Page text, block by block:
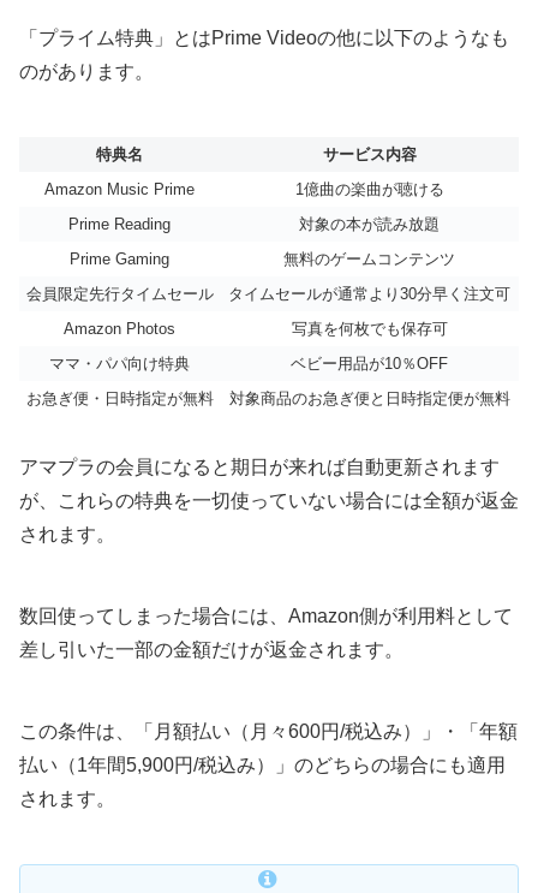
「プライム特典」とはPrime Videoの他に以下のようなも
のがあります。
特典名
サービス内容
Amazon Music Prime
1億曲の楽曲が聴ける
Prime Reading
対象の本が読み放題
Prime Gaming
無料のゲームコンテンツ
会員限定先行タイムセール
タイムセールが通常より30分早く注文可
Amazon Photos
写真を何枚でも保存可
ママ・パパ向け特典
ベビー用品が10％OFF
お急ぎ便・日時指定が無料
対象商品のお急ぎ便と日時指定便が無料
アマプラの会員になると期日が来れば自動更新されます
が、これらの特典を一切使っていない場合には全額が返金
されます。
数回使ってしまった場合には、Amazon側が利用料として
差し引いた一部の金額だけが返金されます。
この条件は、「月額払い（月々600円/税込み）」・「年額
払い（1年間5,900円/税込み）」のどちらの場合にも適用
されます。